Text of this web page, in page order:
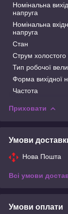
Номінальна
напруга
Номінальна
напруга
Стан
Струм холостого
Тип робочої
Форма вихідної
Частота
Приховати
Умови
Нова Пошта
Всі умови
Умови оплати